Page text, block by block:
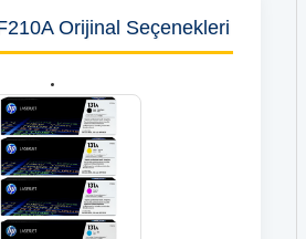
Orijinal Seçenekleri